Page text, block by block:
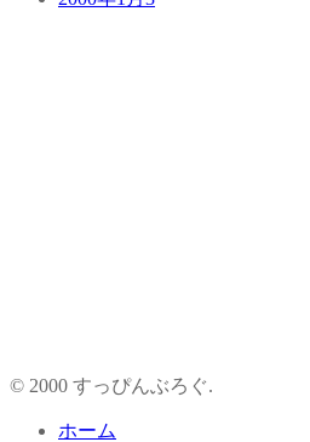
© 2000 すっぴんぶろぐ.
ホーム